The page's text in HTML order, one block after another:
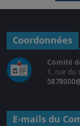
Coordonnées
Comité
1, rue du
E-mails du